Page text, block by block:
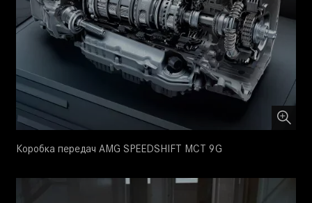
Коробка передач AMG SPEEDSHIFT MCT 9G